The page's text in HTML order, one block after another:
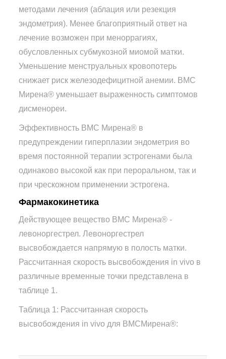
методами лечения (аблация или резекция
эндометрия). Менее благоприятный ответ на
лечение возможен при меноррагиях,
обусловленных субмукозной миомой матки.
Уменьшение менструальных кровопотерь
снижает риск железодефицитной анемии. ВМС
Мирена® уменьшает выраженность симптомов
дисменореи.
Эффективность ВМС Мирена® в
предупреждении гиперплазии эндометрия во
время постоянной терапии эстрогенами была
одинаково высокой как при пероральном, так и
при чрескожном применении эстрогена.
Фармакокинетика
Действующее вещество ВМС Мирена® -
левоноргестрел. Левоноргестрел
высвобождается напрямую в полость матки.
Рассчитанная скорость высвобождения in vivo в
различные временные точки представлена в
таблице 1.
Таблица 1: Рассчитанная скорость
высвобождения in vivo для ВМСМирена®: